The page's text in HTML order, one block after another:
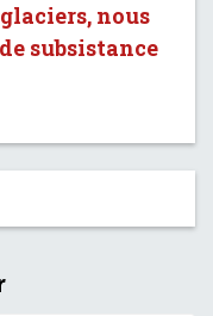
nous
subsistance